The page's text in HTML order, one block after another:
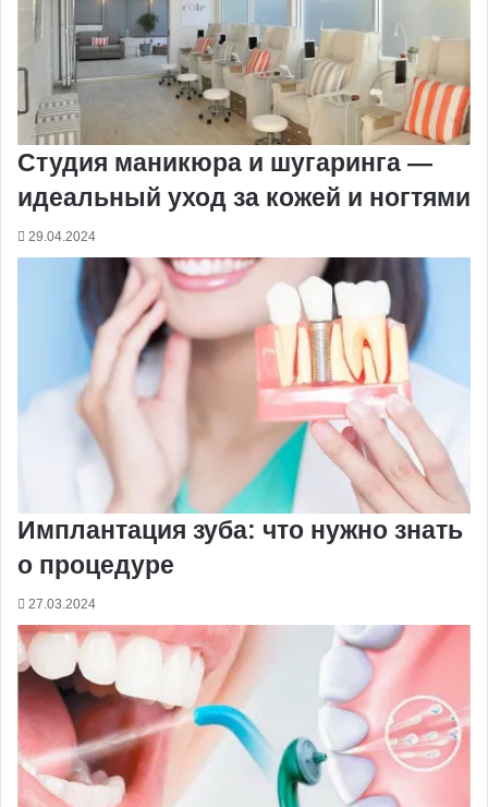
Студия маникюра и шугаринга —
идеальный уход за кожей и ногтями
29.04.2024
Имплантация зуба: что нужно знать
о процедуре
27.03.2024